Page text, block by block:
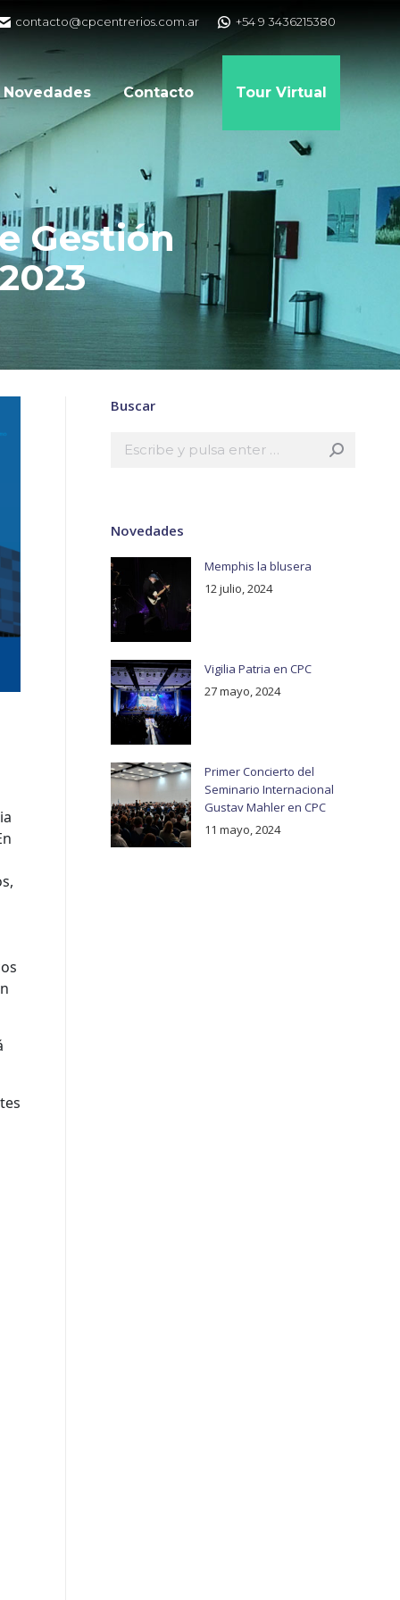
contacto@cpcentrerios.com.ar +54 9 3436215380
Novedades Contacto Tour Virtual
Gestión
Buscar
Novedades
Memphis la blusera
12 julio, 2024
Vigilia Patria en CPC
27 mayo, 2024
Primer Concierto del
Seminario Internacional
Gustav Mahler en CPC
11 mayo, 2024